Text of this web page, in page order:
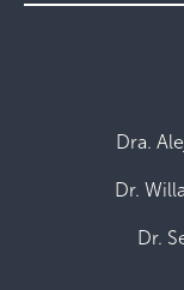
Dra.
Dr.
Dr.